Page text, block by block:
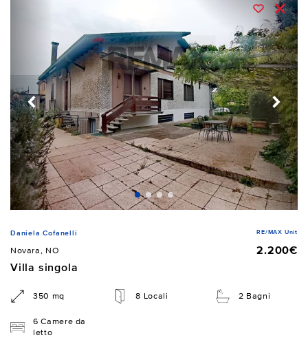
Daniela Cofanelli RE/MAX Unit
Novara, NO
2.200€
Villa singola
350 mq 8 Locali 2 Bagni
6 Camere da
letto